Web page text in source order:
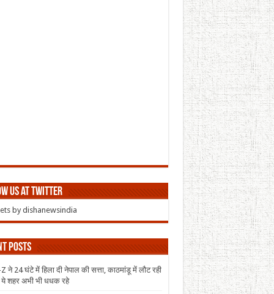
us at Twitter
by dishanewsindia
Posts
ने 24 घंटे में हिला दी नेपाल की सत्ता, काठमांडू में लौट रही
ये शहर अभी भी धधक रहे